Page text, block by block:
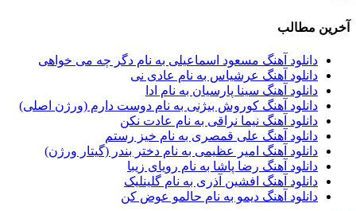
آراد عباسی
آراز
آراز آرا
آراز المان2
آراز نصیری1
آراکو1
آراکوم3
آران2
آران براتی1
آران براتی و ایمان حمیدی1
آران، مُوِرس و وینتِرس1
آرپژ1
آرتا1
آخرین مطالب
دانلود آهنگ مسعود اسماعیلی به نام دگر چه می خواهی
دانلود آهنگ عرشیاس به نام عادی نی
دانلود آهنگ سینا پارسیان به نام ادا
دانلود آهنگ کوروش بیژنی به نام دوست دارم (ورژن اصلی)
دانلود آهنگ نیما نراقی به نام عادت نکن
دانلود آهنگ علی قمصری به نام خیز رستم
دانلود آهنگ امیر عظیمی به نام دختر بندر (گیتار ورژن)
دانلود آهنگ رضا پاشا به نام رویای زیبا
دانلود آهنگ افشین آذری به نام گلینلیک
دانلود آهنگ دیمو به نام حالمو عوض کن